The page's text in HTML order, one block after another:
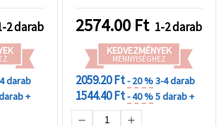
és
—
2 darab
darab
+
2574.00 Ft 1-2 darab
KEDVEZMÉNYEK
MENNYISÉGHEZ
2059.20 Ft- 20 %3-4 darab
1544.40 Ft- 40 %5 darab +